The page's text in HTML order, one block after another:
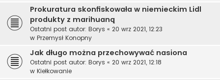
Prokuratura skonfiskowała w niemieckim Lidl
produkty z marihuaną
Ostatni post autor: Borys « 20 wrz 2021, 12:23
w Przemysł Konopny
Jak długo można przechowywać nasiona
Ostatni post autor: Borys « 20 wrz 2021, 12:18
w Kiełkowanie